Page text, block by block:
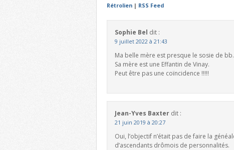
Rétrolien | RSS Feed
Sophie Bel dit :
9 juillet 2022 à 21:43
Ma belle mère est presque le sosie de
Sa mère est une Effantin de Vinay.
Peut être pas une coïncidence !!!!!
Jean-Yves Baxter dit :
21 juin 2019 à 20:27
Oui, l’objectif n’était pas de faire la
d’ascendants drômois de personnalités.